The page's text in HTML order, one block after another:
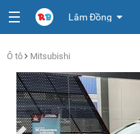
Lâm Đồng
Ô tô Mitsubishi